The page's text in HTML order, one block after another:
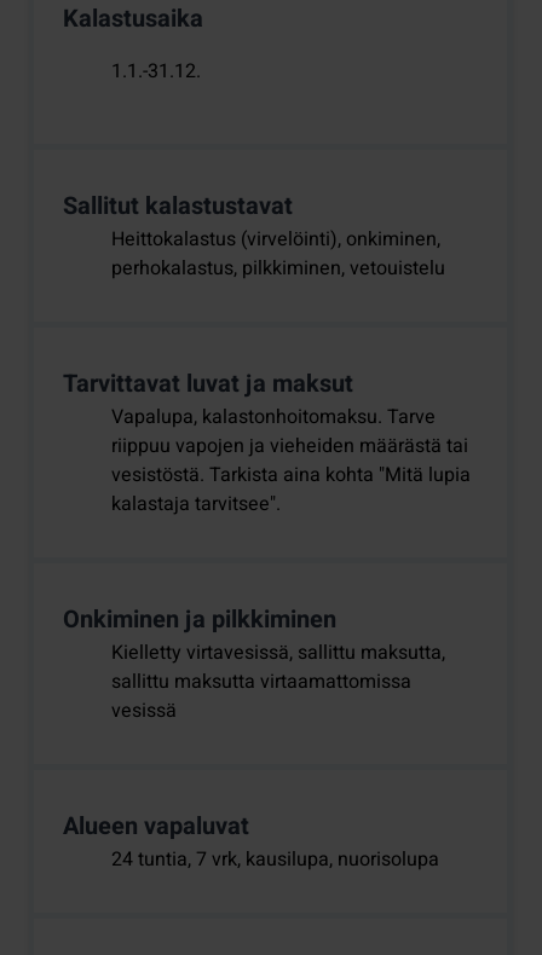
Kalastusaika
1.1.-31.12.
Sallitut kalastustavat
Heittokalastus (virvelöinti), onkiminen,
perhokalastus, pilkkiminen, vetouistelu
Tarvittavat luvat ja maksut
Vapalupa, kalastonhoitomaksu. Tarve
riippuu vapojen ja vieheiden määrästä tai
vesistöstä. Tarkista aina kohta "Mitä lupia
kalastaja tarvitsee".
Onkiminen ja pilkkiminen
Kielletty virtavesissä, sallittu maksutta,
sallittu maksutta virtaamattomissa
vesissä
Alueen vapaluvat
24 tuntia, 7 vrk, kausilupa, nuorisolupa